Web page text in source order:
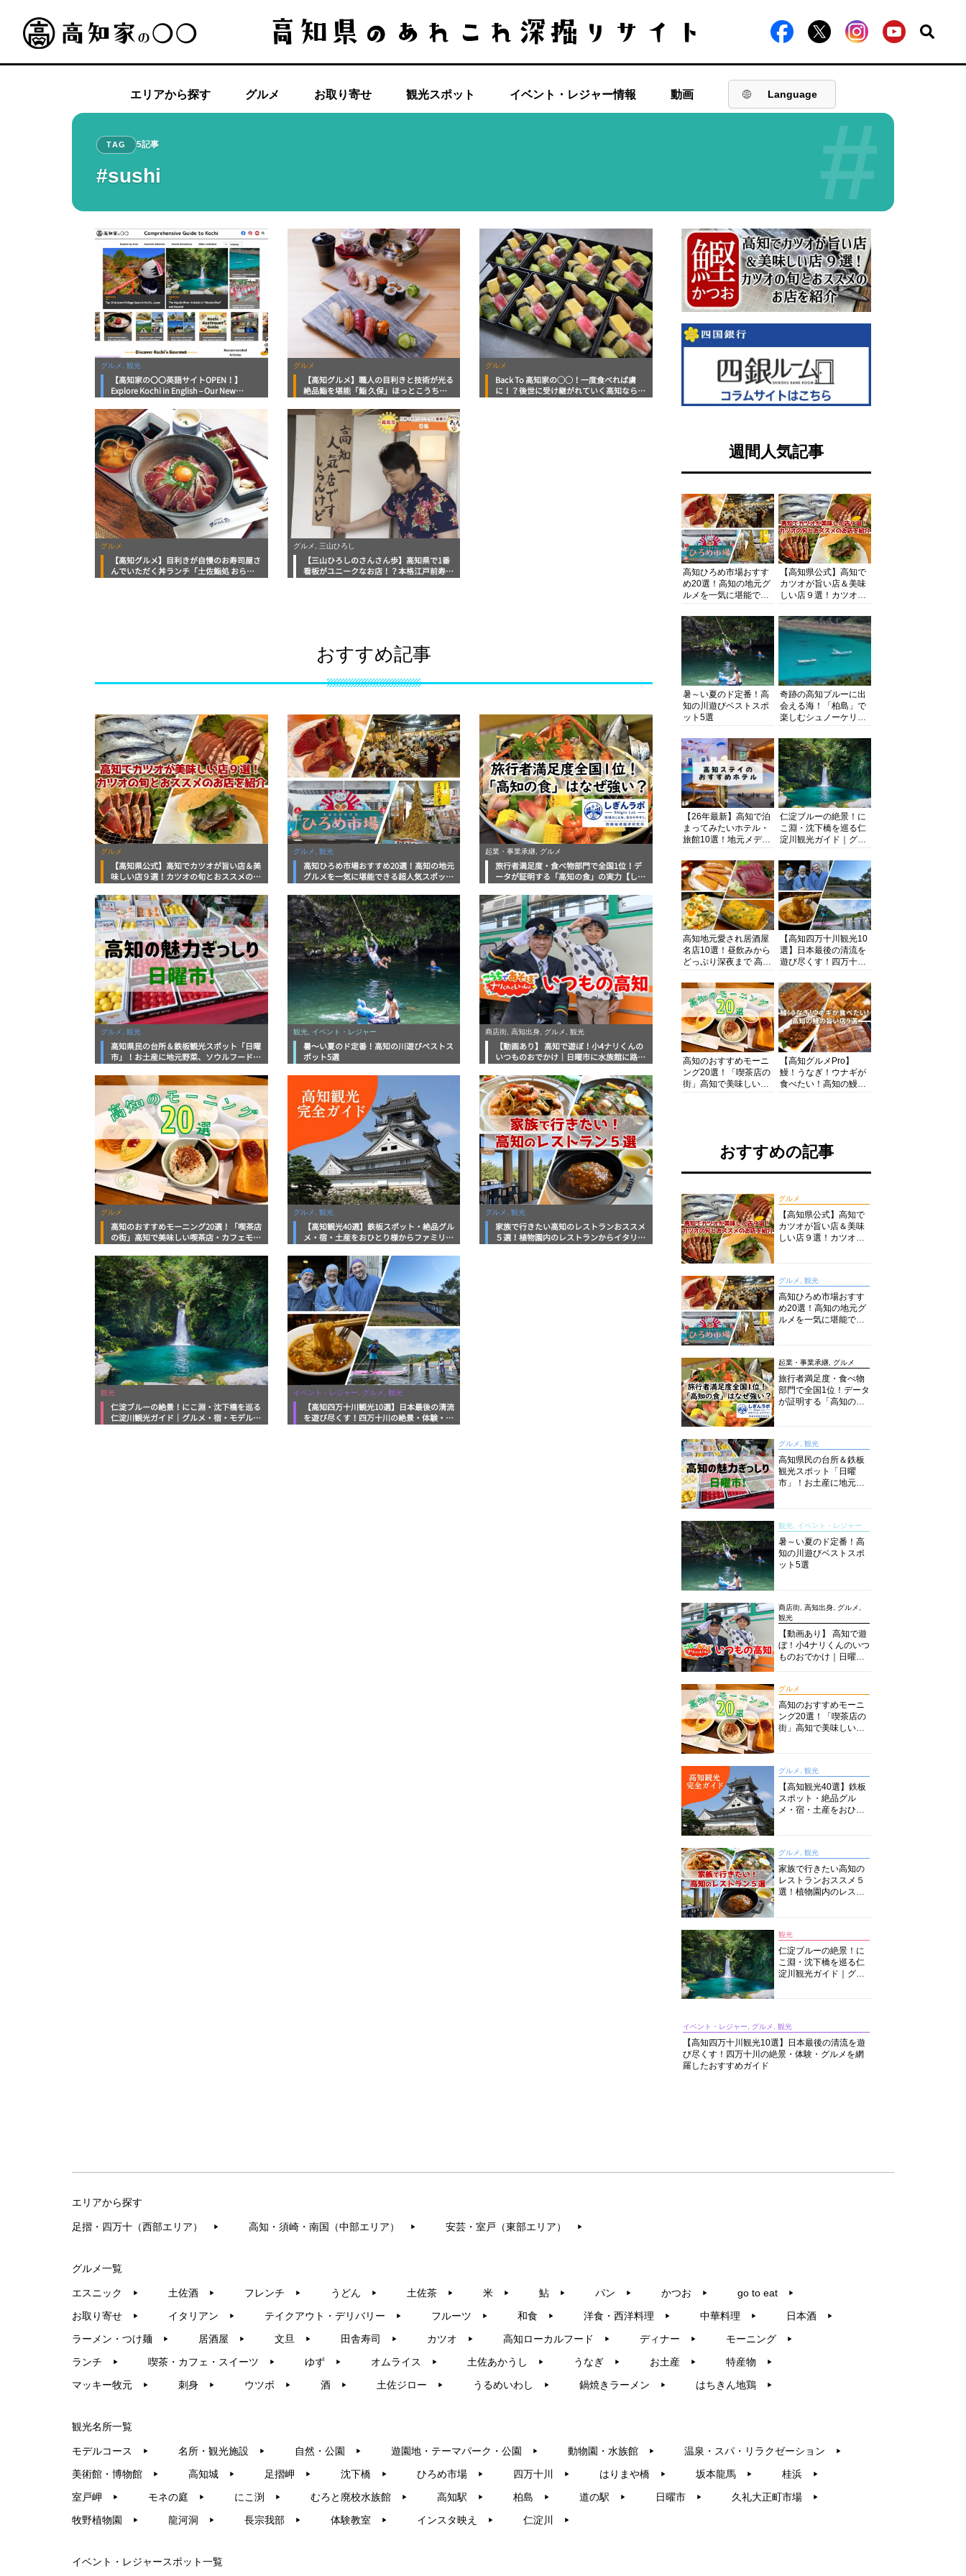
エリアから探す グルメ お取り寄せ 観光スポット イベント・レジャー情報 動画 Language
#
TAG 5記事
#sushi
グルメ, 観光
【高知家の〇〇英語サイトOPEN！】
Explore Kochi in English – Our New
グルメ
【高知グルメ】職人の目利きと技術が光る
絶品鮨を堪能「鮨 久保」ほっとこうちオ
グルメ
Back To 高知家の◯◯！一度食べれば虜
に！？後世に受け継がれていく高知ならで
グルメ
【高知グルメ】目利きが自慢のお寿司屋さ
んでいただく丼ランチ「土佐鮨処 おらん
グルメ, 三山ひろし
【三山ひろしのさんさん歩】高知県で1番
看板がユニークなお店！？本格江戸前寿司
おすすめ記事
グルメ
【高知県公式】高知でカツオが旨い店＆美
味しい店９選！カツオの旬とおススメのお
グルメ, 観光
高知ひろめ市場おすすめ20選！高知の地元
グルメを一気に堪能できる超人気スポット
起業・事業承継, グルメ
旅行者満足度・食べ物部門で全国1位！デ
ータが証明する「高知の食」の実力【しぎ
グルメ, 観光
高知県民の台所＆鉄板観光スポット「日曜
市」！お土産に地元野菜、ソウルフードま
底解説！
観光, イベント・レジャー
暑～い夏のド定番！高知の川遊びベストス
ポット5選
商店街, 高知出身, グルメ, 観光
【動画あり】 高知で遊ぼ！小4ナリくんの
いつものおでかけ｜日曜市に水族館に路面
グルメ
高知のおすすめモーニング20選！「喫茶店
の街」高知で美味しい喫茶店・カフェモー
グルメ, 観光
【高知観光40選】鉄板スポット・絶品グル
メ・宿・土産をおひとり様からファミリー
グルメ, 観光
家族で行きたい高知のレストランおススメ
５選！植物園内のレストランからイタリア
観光
仁淀ブルーの絶景！にこ淵・沈下橋を巡る
仁淀川観光ガイド｜グルメ・宿・モデルコ
イベント・レジャー, グルメ, 観光
【高知四万十川観光10選】日本最後の清流
を遊び尽くす！四万十川の絶景・体験・グ
週間人気記事
高知ひろめ市場おすす
め20選！高知の地元グ
ルメを一気に堪能でき
底解剖
【高知県公式】高知で
カツオが旨い店＆美味
しい店９選！カツオの
紹介
暑～い夏のド定番！高
知の川遊びベストスポ
ット5選
奇跡の高知ブルーに出
会える海！「柏島」で
楽しむシュノーケリン
浴にキャンプまで透明
度抜群の海の楽園を徹
底紹介
【26年最新】高知で泊
まってみたいホテル・
旅館10選！地元メディ
厳選
仁淀ブルーの絶景！に
こ淵・沈下橋を巡る仁
淀川観光ガイド｜グル
まで完全網羅！
高知地元愛され居酒屋
名店10選！昼飲みから
どっぷり深夜まで 高知
知グルメPro】
【高知四万十川観光10
選】日本最後の清流を
遊び尽くす！四万十川
を網羅したおすすめガ
イド
高知のおすすめモーニ
ング20選！「喫茶店の
街」高知で美味しい喫
【高知グルメPro】
鰻！うなぎ！ウナギが
食べたい！高知の鰻の
おすすめの記事
グルメ
【高知県公式】高知で
カツオが旨い店＆美味
しい店９選！カツオの
グルメ, 観光
高知ひろめ市場おすす
め20選！高知の地元グ
ルメを一気に堪能でき
起業・事業承継, グルメ
旅行者満足度・食べ物
部門で全国1位！データ
が証明する「高知の
グルメ, 観光
高知県民の台所＆鉄板
観光スポット「日曜
市」！お土産に地元野
説！
観光, イベント・レジャー
暑～い夏のド定番！高
知の川遊びベストスポ
ット5選
商店街, 高知出身, グルメ,
観光
【動画あり】 高知で遊
ぼ！小4ナリくんのいつ
ものおでかけ｜日曜市
グルメ
高知のおすすめモーニ
ング20選！「喫茶店の
街」高知で美味しい喫
グルメ, 観光
【高知観光40選】鉄板
スポット・絶品グル
メ・宿・土産をおひと
グルメ, 観光
家族で行きたい高知の
レストランおススメ５
選！植物園内のレスト
観光
仁淀ブルーの絶景！に
こ淵・沈下橋を巡る仁
淀川観光ガイド｜グル
イベント・レジャー, グルメ, 観光
【高知四万十川観光10選】日本最後の清流を遊
び尽くす！四万十川の絶景・体験・グルメを網
羅したおすすめガイド
エリアから探す
足摺・四万十（西部エリア） ▶︎ 高知・須崎・南国（中部エリア） ▶︎ 安芸・室戸（東部エリア） ▶︎
グルメ一覧
エスニック ▶︎ 土佐酒 ▶︎ フレンチ ▶︎ うどん ▶︎ 土佐茶 ▶︎ 米 ▶︎ 鮎 ▶︎ パン ▶︎ かつお ▶︎ go to eat ▶︎
お取り寄せ ▶︎ イタリアン ▶︎ テイクアウト・デリバリー ▶︎ フルーツ ▶︎ 和食 ▶︎ 洋食・西洋料理 ▶︎ 中華料理 ▶︎ 日本酒 ▶︎
ラーメン・つけ麺 ▶︎ 居酒屋 ▶︎ 文旦 ▶︎ 田舎寿司 ▶︎ カツオ ▶︎ 高知ローカルフード ▶︎ ディナー ▶︎ モーニング ▶︎
ランチ ▶︎ 喫茶・カフェ・スイーツ ▶︎ ゆず ▶︎ オムライス ▶︎ 土佐あかうし ▶︎ うなぎ ▶︎ お土産 ▶︎ 特産物 ▶︎
マッキー牧元 ▶︎ 刺身 ▶︎ ウツボ ▶︎ 酒 ▶︎ 土佐ジロー ▶︎ うるめいわし ▶︎ 鍋焼きラーメン ▶︎ はちきん地鶏 ▶︎
観光名所一覧
モデルコース ▶︎ 名所・観光施設 ▶︎ 自然・公園 ▶︎ 遊園地・テーマパーク・公園 ▶︎ 動物園・水族館 ▶︎ 温泉・スパ・リラクゼーション ▶︎
美術館・博物館 ▶︎ 高知城 ▶︎ 足摺岬 ▶︎ 沈下橋 ▶︎ ひろめ市場 ▶︎ 四万十川 ▶︎ はりまや橋 ▶︎ 坂本龍馬 ▶︎ 桂浜 ▶︎
室戸岬 ▶︎ モネの庭 ▶︎ にこ渕 ▶︎ むろと廃校水族館 ▶︎ 高知駅 ▶︎ 柏島 ▶︎ 道の駅 ▶︎ 日曜市 ▶︎ 久礼大正町市場 ▶︎
牧野植物園 ▶︎ 龍河洞 ▶︎ 長宗我部 ▶︎ 体験教室 ▶︎ インスタ映え ▶︎ 仁淀川 ▶︎
イベント・レジャースポット一覧